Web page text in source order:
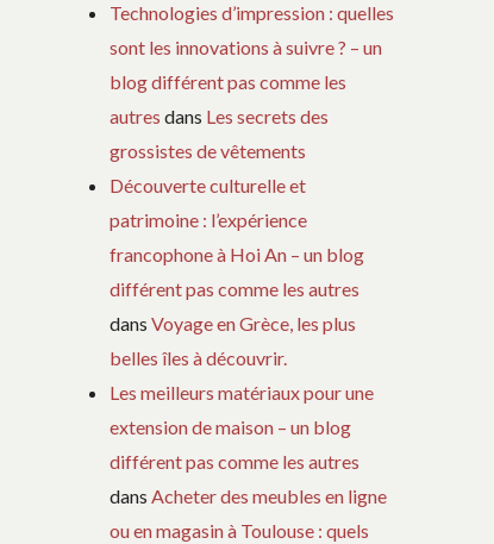
Technologies d’impression : quelles
sont les innovations à suivre ? – un
blog différent pas comme les
autres dans Les secrets des
grossistes de vêtements
Découverte culturelle et
patrimoine : l’expérience
francophone à Hoi An – un blog
différent pas comme les autres
dansVoyage en Grèce, les plus
belles îles à découvrir.
Les meilleurs matériaux pour une
extension de maison – un blog
différent pas comme les autres
dansAcheter des meubles en ligne
ou en magasin à Toulouse : quels